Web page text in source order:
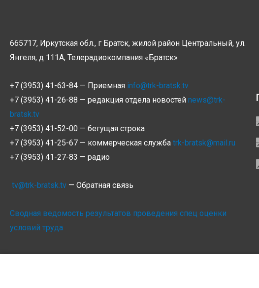
665717, Иркутская обл., г Братск, жилой район Центральный, ул.
Янгеля, д 111А, Телерадиокомпания «Братск»
+7 (3953) 41-63-84 — Приемная info@trk-bratsk.tv
+7 (3953) 41-26-88 — редакция отдела новостей news@trk-
bratsk.tv
+7 (3953) 41-52-00 — бегущая строка
+7 (3953) 41-25-67 — коммерческая служба trk-bratsk@mail.ru
+7 (3953) 41-27-83 — радио
tv@trk-bratsk.tv — Обратная связь
Сводная ведомость результатов проведения спец оценки
условий труда